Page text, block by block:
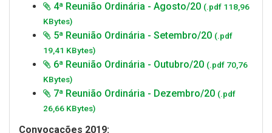
4ª Reunião Ordinária - Agosto/20 (.pdf 118,96
KBytes)
5ª Reunião Ordinária - Setembro/20 (.pdf
19,41 KBytes)
6ª Reunião Ordinária - Outubro/20 (.pdf 70,76
KBytes)
7ª Reunião Ordinária - Dezembro/20 (.pdf
26,66 KBytes)
Convocações 2019: